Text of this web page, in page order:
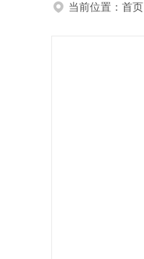
当前位置： 首页